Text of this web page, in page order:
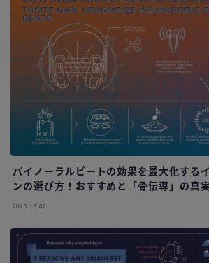
バイノーラルビートの効果を最大化する
ンの選び方！おすすめと「骨伝導」の真実
2025.12.02